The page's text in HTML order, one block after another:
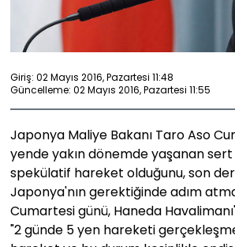
Giriş: 02 Mayıs 2016, Pazartesi 11:48
Güncelleme: 02 Mayıs 2016, Pazartesi 11:55
Japonya Maliye Bakanı Taro Aso
yende yakın dönemde yaşanan
spekülatif hareket olduğunu, son
Japonya'nın gerektiğinde adım
Cumartesi günü, Haneda
"2 günde 5 yen hareketi